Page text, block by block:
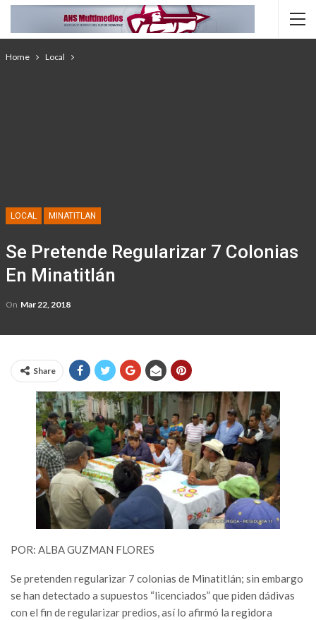
Home Local
LOCAL MINATITLAN
Se Pretende Regularizar 7 Colonias
En Minatitlán
On Mar 22, 2018
Share
POR: ALBA GUZMAN FLORES
Se pretenden regularizar 7 colonias de Minatitlán; sin embargo
se han detectado a supuestos “licenciados” que piden dádivas
con el fin de regularizar predios, así lo afirmó la regidora